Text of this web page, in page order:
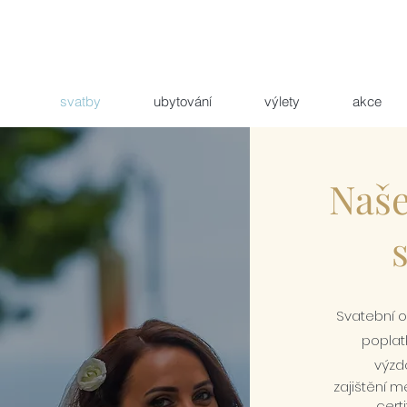
svatby ubytování výlety akce
Svatební
zajištění